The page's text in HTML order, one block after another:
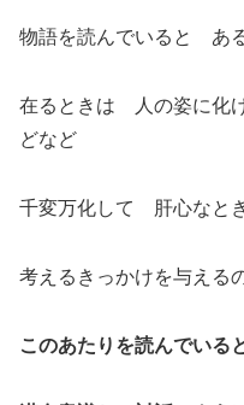
物語を読んでいると あ
在るときは 人の姿に化
どなど
千変万化して 肝心なと
考えるきっかけを与える
このあたりを読んでい